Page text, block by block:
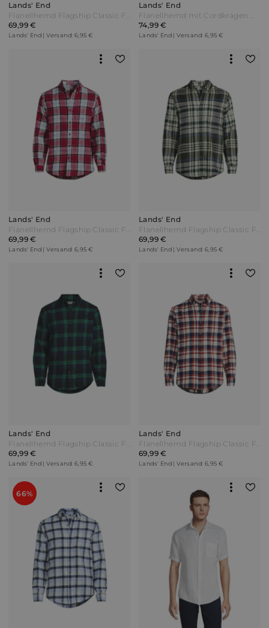
Lands' End
Flanellhemd Flagship Classic Fit Herren Grün by Lands' End
69,99 €
Lands' End | Versand: 6,95 €
Lands' End
Flanellhemd mit Cordkragen Herren Grün by Lands' End
74,99 €
Lands' End | Versand: 6,95 €
Lands' End
Flanellhemd Flagship Classic Fit Herren Rot by Lands' End
69,99 €
Lands' End | Versand: 6,95 €
Lands' End
Flanellhemd Flagship Classic Fit Herren Weiß by Lands' End
69,99 €
Lands' End | Versand: 6,95 €
Lands' End
Flanellhemd Flagship Classic Fit in Tall-Größe Herren Grün by Lands' End
69,99 €
Lands' End | Versand: 6,95 €
Lands' End
Flanellhemd Flagship Classic Fit in Tall-Größe Herren Blau by Lands' End
69,99 €
Lands' End | Versand: 6,95 €
66%